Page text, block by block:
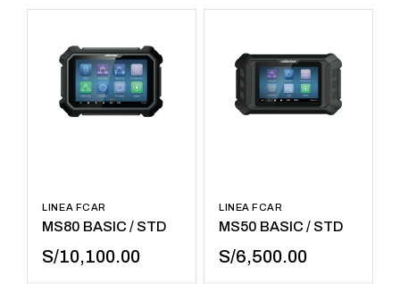
LINEA FCAR
MS80 BASIC / STD
S/10,100.00
LINEA FCAR
MS50 BASIC / STD
S/6,500.00